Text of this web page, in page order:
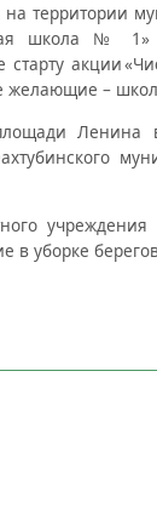
территории
школа №
старту акции«
желающие –
Ленина в
учреждения
в уборке